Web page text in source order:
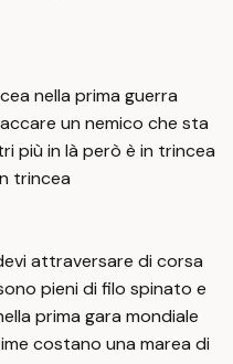
nella prima guerra
un nemico che sta
più in là però è in trincea
trincea
attraversare di corsa
pieni di filo spinato e
prima gara mondiale
costano una marea di